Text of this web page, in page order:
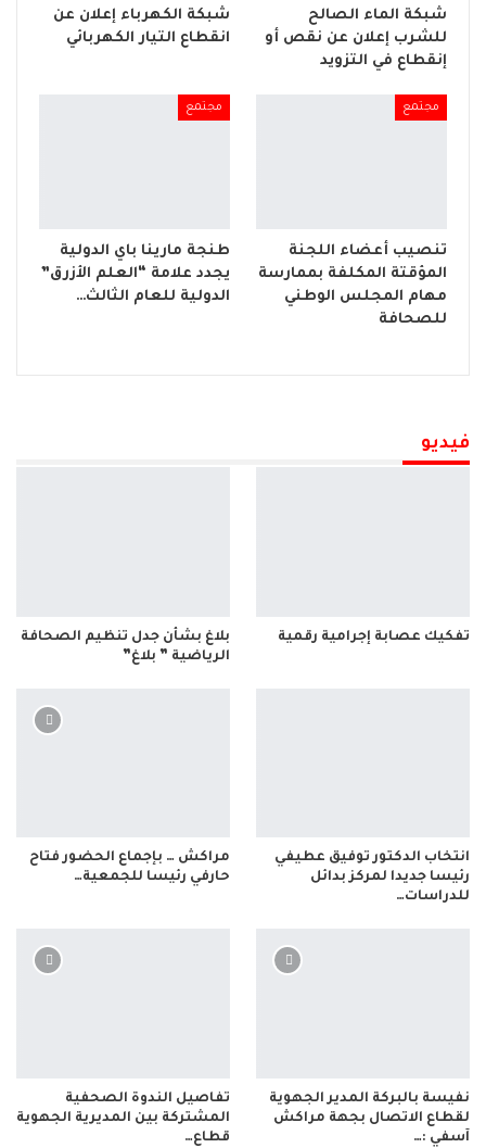
شبكة الماء الصالح
للشرب إعلان عن نقص أو
إنقطاع في التزويد
شبكة الكهرباء إعلان عن
انقطاع التيار الكهربائي
مجتمع
تنصيب أعضاء اللجنة
المؤقتة المكلفة بممارسة
مهام المجلس الوطني
للصحافة
مجتمع
طنجة مارينا باي الدولية
يجدد علامة “العلم الأزرق”
الدولية للعام الثالث…
فيديو
تفكيك عصابة إجرامية رقمية
بلاغ بشأن جدل تنظيم الصحافة
الرياضية ” بلاغ”
انتخاب الدكتور توفيق عطيفي
رئيسا جديدا لمركز بدائل
للدراسات…
مراكش … بإجماع الحضور فتاح
حارفي رئيسا للجمعية…
نفيسة بالبركة المدير الجهوية
لقطاع الاتصال بجهة مراكش
آسفي :…
تفاصيل الندوة الصحفية
المشتركة بين المديرية الجهوية
قطاع…